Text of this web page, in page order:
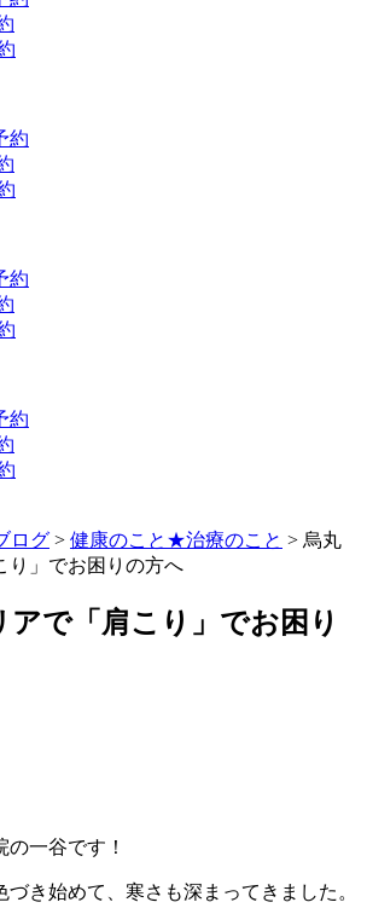
ログ > 健康のこと★治療のこと > 烏丸
り」でお困りの方へ
アで「肩こり」でお困り
一谷です！
き始めて、寒さも深まってきました。